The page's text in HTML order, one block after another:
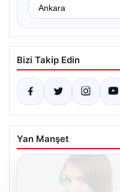
Bizi Takip Edin
Yan Manşet